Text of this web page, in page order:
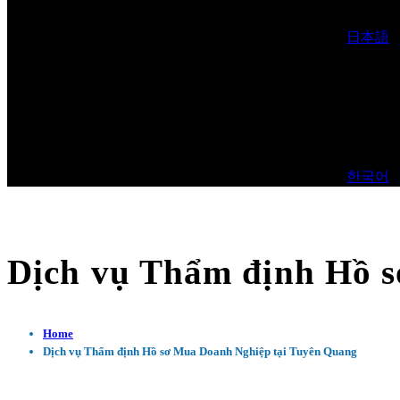
日本語
한국어
Dịch vụ Thẩm định Hồ
Home
Dịch vụ Thẩm định Hồ sơ Mua Doanh Nghiệp tại Tuyên Quang